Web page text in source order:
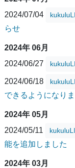
2024/07/04
らせ
2024年 06月
2024/06/27
2024/06/18
できるようになり
2024年 05月
2024/05/11
能を追加しました
2024年 03月